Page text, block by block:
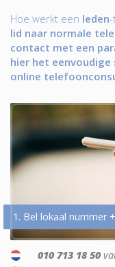
Hoe werkt een leden
lid naar normale
contact met een
hier het eenvoudige
online
1. Bel lokaal nummer +
010 713 18 50